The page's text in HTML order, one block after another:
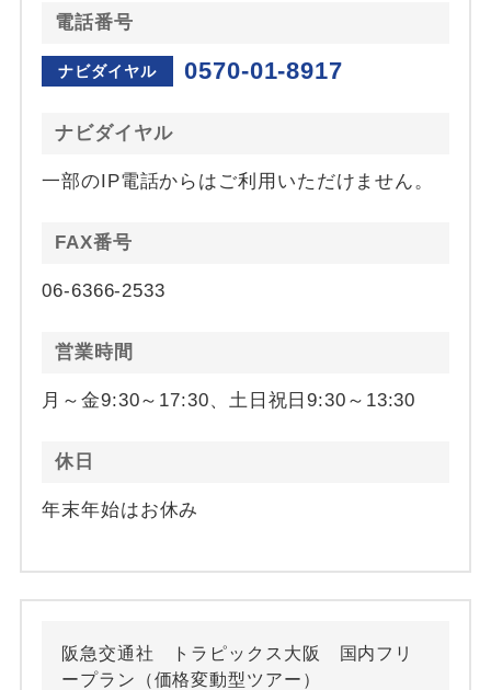
電話番号
ナビダイヤル 0570-01-8917
ナビダイヤル
一部のIP電話からはご利用いただけません。
FAX番号
06-6366-2533
営業時間
月～金9:30～17:30、土日祝日9:30～13:30
休日
年末年始はお休み
阪急交通社 トラピックス大阪 国内フリ
ープラン（価格変動型ツアー）